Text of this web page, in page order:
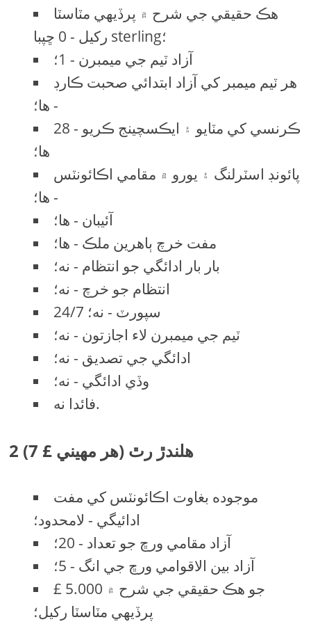
هڪ حقيقي جي شرح ۾ پرڏيهي مٽاسٽا
رکيل - 0 ڇپبا sterling؛
آزاد ٽيم جي ميمبرن - 1؛
هر ٽيم ميمبر کي آزاد ابتدائي صحبت ڪارڊ
- ها؛
28 ڪرنسي کي مٽايو ۽ ايڪسچينج ڪريو -
ها؛
پائونڊ اسٽرلنگ ۽ يورو ۾ مقامي اڪائونٽس
- ها؛
آئيبان - ها؛
مفت خرچ ٻاهرين ملڪ - ها؛
بار بار ادائگي جو انتظام - نه؛
انتظام جو خرچ - نه؛
24/7 سپورٽ - نه؛
ٽيم جي ميمبرن لاء اجازتون - نه؛
ادائگي جي تصديق - نه؛
وڏي ادائگي - نه؛
فائدا نه.
2 هلندڙ رٿ (هر مهيني £ 7)
موجوده بغاوت اڪائونٽس کي مفت
ادائيگي - لامحدود؛
آزاد مقامي ورڇ جو تعداد - 20؛
آزاد بين الاقوامي ورڇ جي انگ - 5؛
£ 5.000 جو هڪ حقيقي جي شرح ۾
پرڏيهي مٽاسٽا رکيل؛